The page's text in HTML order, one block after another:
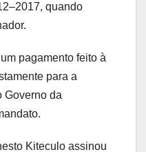
quando
pagamento feito à
para a
Governo da
Kiteculo assinou